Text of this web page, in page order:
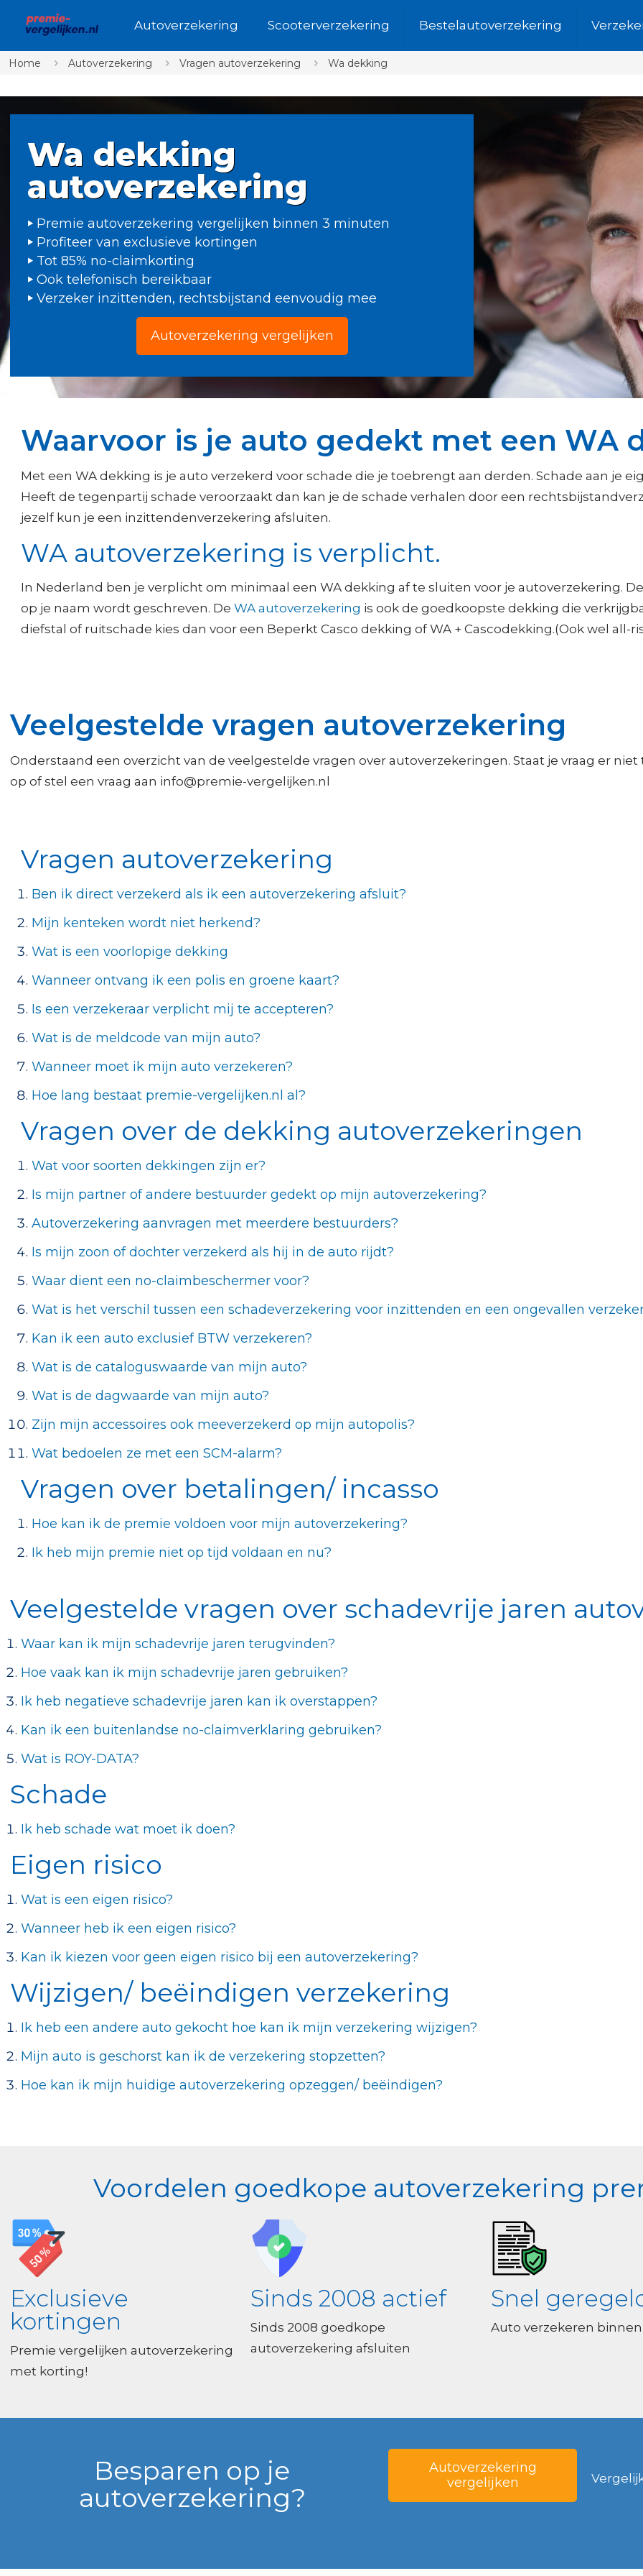
Autoverzekering Scooterverzekering Bestelautoverzekering
Home Autoverzekering Vragen autoverzekering Wa dekking
Wa dekking
autoverzekering
Premie autoverzekering vergelijken binnen 3 minuten
Profiteer van exclusieve kortingen
Tot 85% no-claimkorting
Ook telefonisch bereikbaar
Verzeker inzittenden, rechtsbijstand eenvoudig mee
Autoverzekering vergelijken
Waarvoor is je auto gedekt met een WA
Met een WA dekking is je auto verzekerd voor schade die je toebrengt aan derden. Schade aan je
Heeft de tegenpartij schade veroorzaakt dan kan je de schade verhalen door een
jezelf kun je een inzittendenverzekering afsluiten.
WA autoverzekering is verplicht.
In Nederland ben je verplicht om minimaal een WA dekking af te sluiten voor je autoverzekering.
op je naam wordt geschreven. De WA autoverzekering is ook de goedkoopste dekking die
diefstal of ruitschade kies dan voor een Beperkt Casco dekking of WA + Cascodekking.(Ook wel all-
Veelgestelde vragen autoverzekering
Onderstaand een overzicht van de veelgestelde vragen over autoverzekeringen. Staat je vraag er
op of stel een vraag aan info@premie-vergelijken.nl
Vragen autoverzekering
Ben ik direct verzekerd als ik een autoverzekering afsluit?
Mijn kenteken wordt niet herkend?
Wat is een voorlopige dekking
Wanneer ontvang ik een polis en groene kaart?
Is een verzekeraar verplicht mij te accepteren?
Wat is de meldcode van mijn auto?
Wanneer moet ik mijn auto verzekeren?
Hoe lang bestaat premie-vergelijken.nl al?
Vragen over de dekking autoverzekeringen
Wat voor soorten dekkingen zijn er?
Is mijn partner of andere bestuurder gedekt op mijn autoverzekering?
Autoverzekering aanvragen met meerdere bestuurders?
Is mijn zoon of dochter verzekerd als hij in de auto rijdt?
Waar dient een no-claimbeschermer voor?
Wat is het verschil tussen een schadeverzekering voor inzittenden en een ongevallen
Kan ik een auto exclusief BTW verzekeren?
Wat is de cataloguswaarde van mijn auto?
Wat is de dagwaarde van mijn auto?
Zijn mijn accessoires ook meeverzekerd op mijn autopolis?
Wat bedoelen ze met een SCM-alarm?
Vragen over betalingen/ incasso
Hoe kan ik de premie voldoen voor mijn autoverzekering?
Ik heb mijn premie niet op tijd voldaan en nu?
Veelgestelde vragen over schadevrije jaren
Waar kan ik mijn schadevrije jaren terugvinden?
Hoe vaak kan ik mijn schadevrije jaren gebruiken?
Ik heb negatieve schadevrije jaren kan ik overstappen?
Kan ik een buitenlandse no-claimverklaring gebruiken?
Wat is ROY-DATA?
Schade
Ik heb schade wat moet ik doen?
Eigen risico
Wat is een eigen risico?
Wanneer heb ik een eigen risico?
Kan ik kiezen voor geen eigen risico bij een autoverzekering?
Wijzigen/ beëindigen verzekering
Ik heb een andere auto gekocht hoe kan ik mijn verzekering wijzigen?
Mijn auto is geschorst kan ik de verzekering stopzetten?
Hoe kan ik mijn huidige autoverzekering opzeggen/ beëindigen?
Voordelen goedkope autoverzekering
Exclusieve
kortingen
Premie vergelijken autoverzekering
met korting!
Sinds 2008 actief
Sinds 2008 goedkope
autoverzekering afsluiten
Snel
Auto verzekeren
Besparen op je
autoverzekering?
Autoverzekering
vergelijken